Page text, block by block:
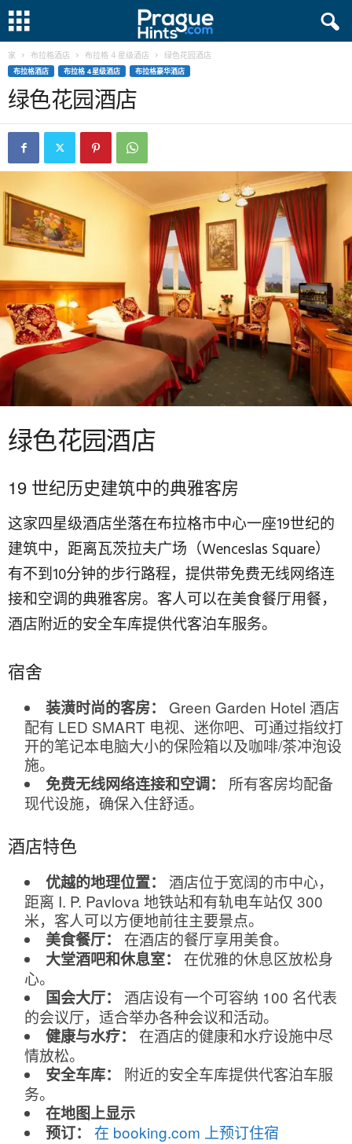
家 布拉格酒店 布拉格 4 星级酒店 绿色花园酒店
布拉格酒店 布拉格 4 星级酒店 布拉格豪华酒店
绿色花园酒店
绿色花园酒店
19 世纪历史建筑中的典雅客房
这家四星级酒店坐落在布拉格市中心一座19世纪的
建筑中，距离瓦茨拉夫广场（Wenceslas Square）
有不到10分钟的步行路程，提供带免费无线网络连
接和空调的典雅客房。客人可以在美食餐厅用餐，
酒店附近的安全车库提供代客泊车服务。
宿舍
装潢时尚的客房：
Green Garden Hotel 酒店
配有 LED SMART 电视、迷你吧、可通过指纹打
开的笔记本电脑大小的保险箱以及咖啡/茶冲泡设
施。
免费无线网络连接和空调：
所有客房均配备
现代设施，确保入住舒适。
酒店特色
优越的地理位置：
酒店位于宽阔的市中心，
距离 I. P. Pavlova 地铁站和有轨电车站仅 300
米，客人可以方便地前往主要景点。
美食餐厅：
在酒店的餐厅享用美食。
大堂酒吧和休息室：
在优雅的休息区放松身
心。
国会大厅：
酒店设有一个可容纳 100 名代表
的会议厅，适合举办各种会议和活动。
健康与水疗：
在酒店的健康和水疗设施中尽
情放松。
安全车库：
附近的安全车库提供代客泊车服
务。
在地图上显示
预订：
在 booking.com 上预订住宿